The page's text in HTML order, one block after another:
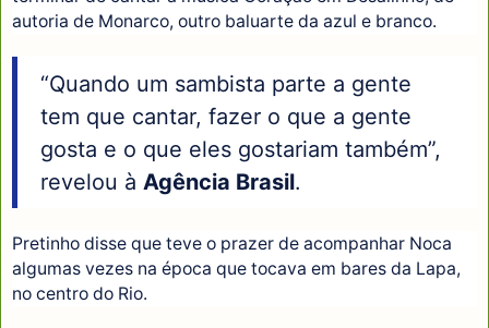
autoria de Monarco, outro baluarte da azul e branco.
“Quando um sambista parte a gente
tem que cantar, fazer o que a gente
gosta e o que eles gostariam também”,
revelou à Agência Brasil.
Pretinho disse que teve o prazer de acompanhar Noca
algumas vezes na época que tocava em bares da Lapa,
no centro do Rio.